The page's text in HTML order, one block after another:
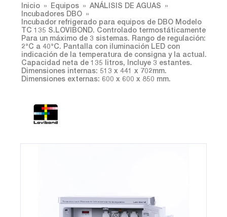
Inicio Equipos
ANÁLISIS DE AGUAS
Incubadores DBO
Incubador refrigerado para equipos de DBO Modelo
TC 135 S.LOVIBOND. Controlado termostáticamente
Para un máximo de 3 sistemas. Rango de regulación:
2°C a 40°C. Pantalla con iluminación LED con
indicación de la temperatura de consigna y la actual.
Capacidad neta de 135 litros, Incluye 3 estantes.
Dimensiones internas: 513 x 441 x 702mm.
Dimensiones externas: 600 x 600 x 850 mm.